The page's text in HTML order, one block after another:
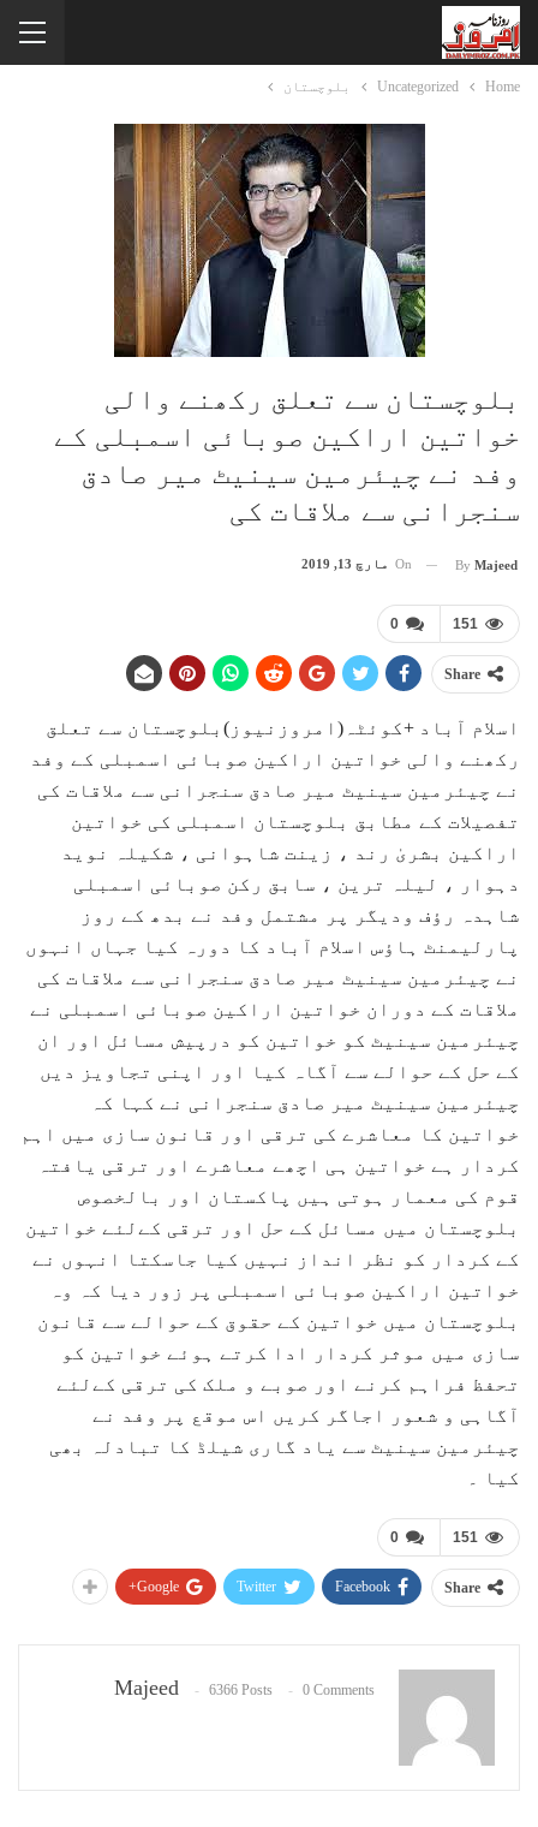
Home
Uncategorized بلوچستان
بلوچستان سے تعلق رکھنے والی
خواتین اراکین صوبائی اسمبلی کے
وفد نے چیئرمین سینیٹ میر صادق
سنجرانی سے ملاقات کی
By Majeed
On مارچ 13, 2019
0 151
Share
اسلام آباد +کوئٹہ(امروزنیوز)بلوچستان سے تعلق
رکھنے والی خواتین اراکین صوبائی اسمبلی کے وفد
نے چیئرمین سینیٹ میر صادق سنجرانی سے ملاقات کی
تفصیلات کے مطابق بلوچستان اسمبلی کی خواتین
اراکین بشریٰ رند ، زینت شاہوانی ، شکیلہ نوید
دہوار ، لیلہ ترین ، سابق رکن صوبائی اسمبلی
شاہدہ رﺅف ودیگر پر مشتمل وفد نے بدھ کے روز
پارلیمنٹ ہاﺅس اسلام آباد کا دورہ کیا جہاں انہوں
نے چیئرمین سینیٹ میر صادق سنجرانی سے ملاقات کی
ملاقات کے دوران خواتین اراکین صوبائی اسمبلی نے
چیئرمین سینیٹ کو خواتین کو درپیش مسائل اور ان
کے حل کے حوالے سے آگاہ کیا اور اپنی تجاویز دیں
چیئرمین سینیٹ میر صادق سنجرانی نے کہا کہ
خواتین کا معاشرے کی ترقی اور قانون سازی میں اہم
کردار ہے خواتین ہی اچھے معاشرے اور ترقی یافتہ
قوم کی معمار ہوتی ہیں پاکستان اور بالخصوص
بلوچستان میں مسائل کے حل اور ترقی کےلئے خواتین
کے کردار کو نظر انداز نہیں کیا جاسکتا انہوں نے
خواتین اراکین صوبائی اسمبلی پر زور دیا کہ وہ
بلوچستان میں خواتین کے حقوق کے حوالے سے قانون
سازی میں موثر کردار ادا کرتے ہوئے خواتین کو
تحفظ فراہم کرنے اور صوبے و ملک کی ترقی کےلئے
آگاہی و شعور اجاگر کریں اس موقع پر وفد نے
چیئرمین سینیٹ سے یاد گاری شیلڈ کا تبادلہ بھی
کیا ۔
0 151
Share
Facebook
Twitter
Google+
Majeed 6366 Posts 0 Comments